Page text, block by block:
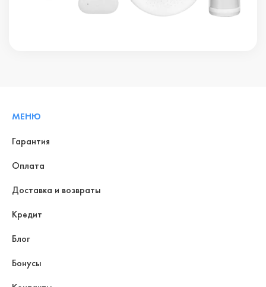
МЕНЮ
Гарантия
Оплата
Доставка и возвраты
Кредит
Блог
Бонусы